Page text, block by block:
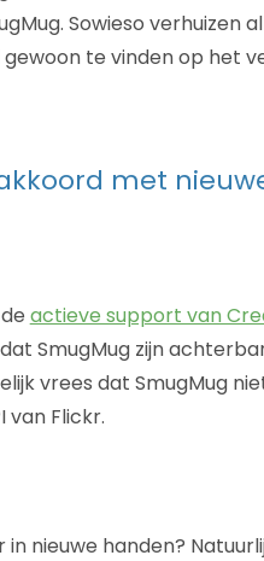
Sowieso verhuizen
gewoon te vinden op het
met
actieve support van
SmugMug zijn
vrees dat SmugMug
van Flickr.
nieuwe handen?